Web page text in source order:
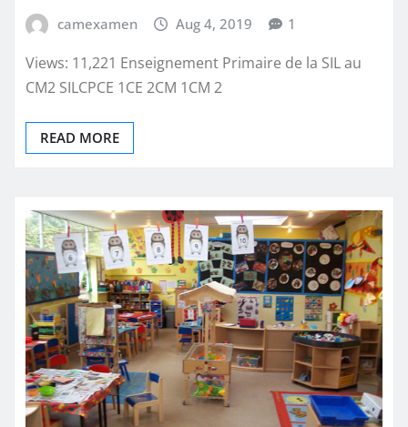
camexamen Aug 4, 2019 1
Views: 11,221 Enseignement Primaire de la SIL au
CM2 SILCPCE 1CE 2CM 1CM 2
READ MORE